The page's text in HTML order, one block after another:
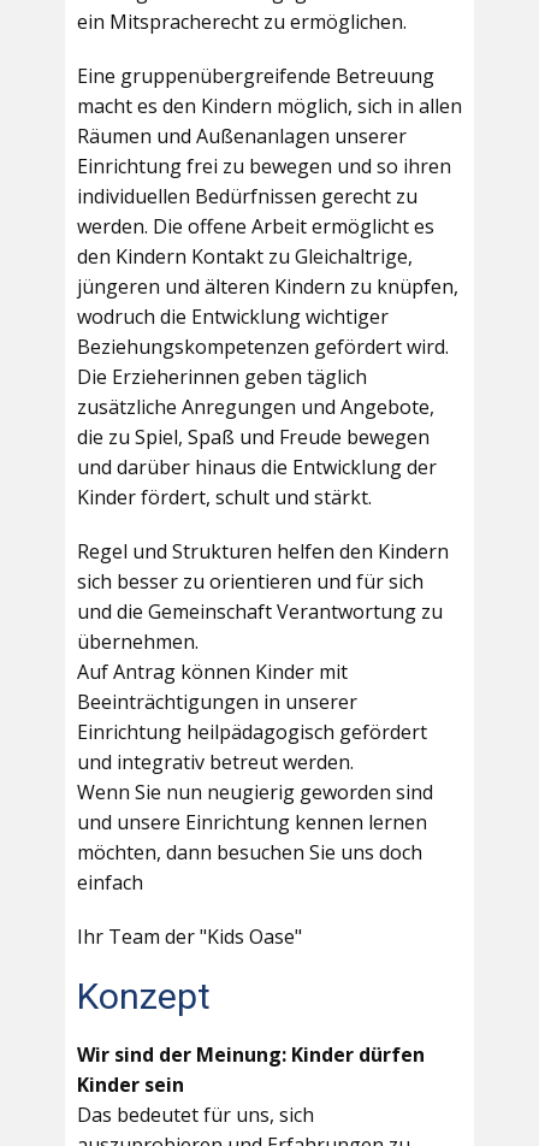
ein Mitspracherecht zu ermöglichen.
Eine gruppenübergreifende Betreuung
macht es den Kindern möglich, sich in allen
Räumen und Außenanlagen unserer
Einrichtung frei zu bewegen und so ihren
individuellen Bedürfnissen gerecht zu
werden. Die offene Arbeit ermöglicht es
den Kindern Kontakt zu Gleichaltrige,
jüngeren und älteren Kindern zu knüpfen,
wodruch die Entwicklung wichtiger
Beziehungskompetenzen gefördert wird.
Die Erzieherinnen geben täglich
zusätzliche Anregungen und Angebote,
die zu Spiel, Spaß und Freude bewegen
und darüber hinaus die Entwicklung der
Kinder fördert, schult und stärkt.
Regel und Strukturen helfen den Kindern
sich besser zu orientieren und für sich
und die Gemeinschaft Verantwortung zu
übernehmen.
Auf Antrag können Kinder mit
Beeinträchtigungen in unserer
Einrichtung heilpädagogisch gefördert
und integrativ betreut werden.
Wenn Sie nun neugierig geworden sind
und unsere Einrichtung kennen lernen
möchten, dann besuchen Sie uns doch
einfach
Ihr Team der "Kids Oase"
Konzept
Wir sind der Meinung: Kinder dürfen
Kinder sein
Das bedeutet für uns, sich